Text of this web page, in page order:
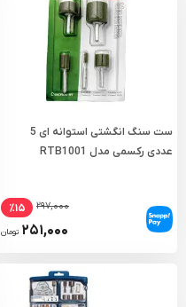
ست سنگ انگشتی استوانه ای 5
عددی رکسمی مدل RTB1001
۲۹۷,۰۰۰ ٪۱۵
۲۵۱,۰۰۰ تومان